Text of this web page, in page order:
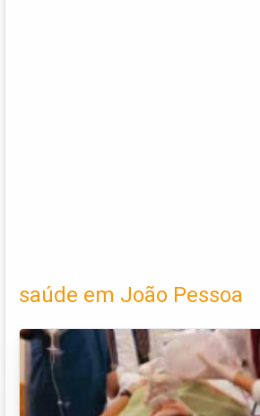
saúde em João Pessoa